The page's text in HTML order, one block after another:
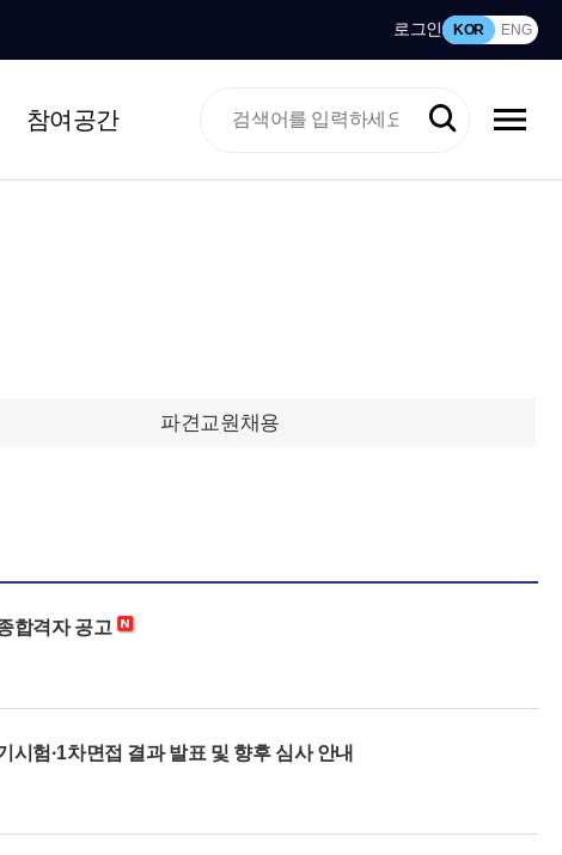
로그인 KOR ENG
참여공간
파견교원채용
합격자 공고
험·1차면접 결과 발표 및 향후 심사 안내